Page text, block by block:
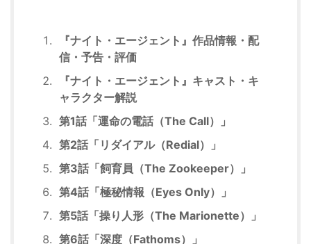
『ナイト・エージェント』作品情報・配
信・予告・評価
『ナイト・エージェント』キャスト・キ
ャラクター解説
第1話「運命の電話（The Call）」
第2話「リダイアル（Redial）」
第3話「飼育員（The Zookeeper）」
第4話「極秘情報（Eyes Only）」
第5話「操り人形（The Marionette）」
第6話「深度（Fathoms）」